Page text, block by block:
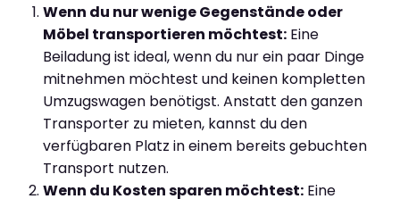
Wenn du nur wenige Gegenstände oder
Möbel transportieren möchtest: Eine
Beiladung ist ideal, wenn du nur ein paar Dinge
mitnehmen möchtest und keinen kompletten
Umzugswagen benötigst. Anstatt den ganzen
Transporter zu mieten, kannst du den
verfügbaren Platz in einem bereits gebuchten
Transport nutzen.
Wenn du Kosten sparen möchtest: Eine